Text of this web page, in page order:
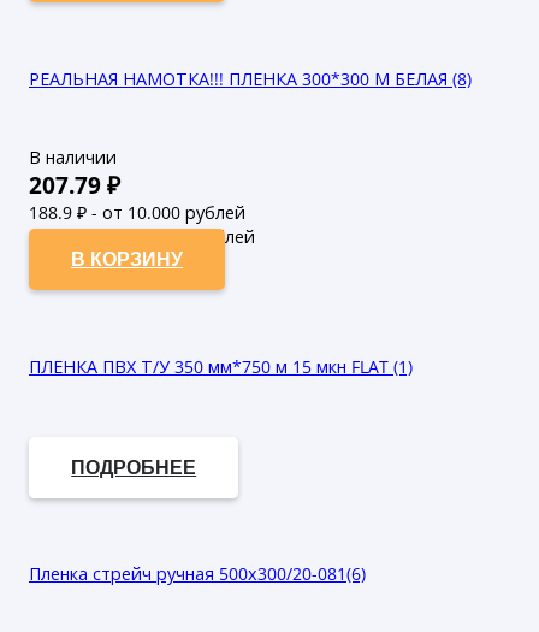
РЕАЛЬНАЯ НАМОТКА!!! ПЛЕНКА 300*300 М БЕЛАЯ (8)
В наличии
207.79₽
188.9 ₽ - от 10.000 рублей
171.73₽ - от 50.000 рублей
В КОРЗИНУ
ПЛЕНКА ПВХ Т/У 350 мм*750 м 15 мкн FLAT (1)
В наличии
ПОДРОБНЕЕ
Пленка стрейч ручная 500х300/20-081(6)